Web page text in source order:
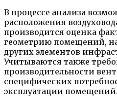
В процессе анализа
расположения
производится оценка
геометрию помещений,
других элементов
Учитываются также
производительности
специфических
эксплуатации помещений.